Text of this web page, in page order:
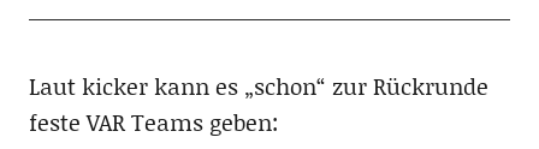
Laut kicker kann es „schon“ zur Rückrunde
feste VAR Teams geben: